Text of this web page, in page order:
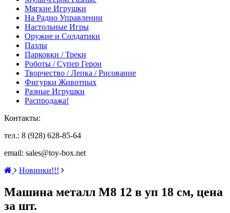
Мягкие Игрушки
На Радио Управлении
Настольные Игры
Оружие и Солдатики
Пазлы
Парковки / Треки
Роботы / Супер Герои
Творчество / Лепка / Рисование
Фигурки Животных
Разные Игрушки
Распродажа!
Контакты:
тел.: 8 (928) 628-85-64
email: sales@toy-box.net
Новинки!!!
Машина металл М8 12 в уп 18 см, цена
за шт.